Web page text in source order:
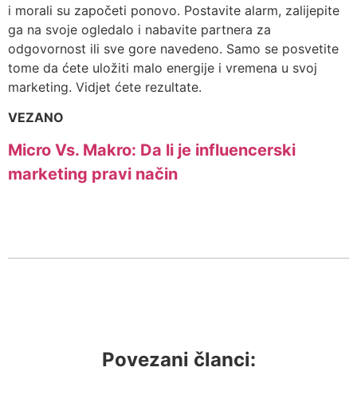
i morali su započeti ponovo. Postavite alarm, zalijepite
ga na svoje ogledalo i nabavite partnera za
odgovornost ili sve gore navedeno. Samo se posvetite
tome da ćete uložiti malo energije i vremena u svoj
marketing. Vidjet ćete rezultate.
VEZANO
Micro Vs. Makro: Da li je influencerski
marketing pravi način
Povezani članci: